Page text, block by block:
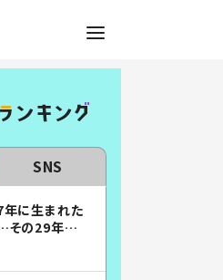
SNS
に生まれた
その29年後